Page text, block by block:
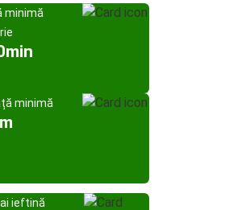
minimă
minimă
ieftină